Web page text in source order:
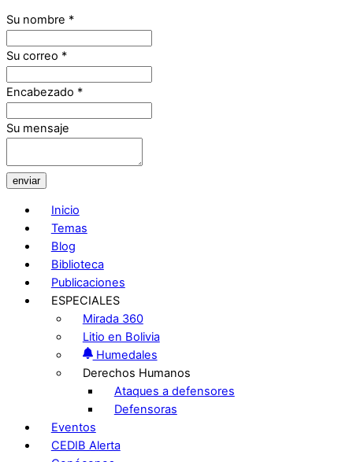
Su nombre *
Su correo *
Encabezado *
Su mensaje
enviar
Inicio
Temas
Blog
Biblioteca
Publicaciones
ESPECIALES
Mirada 360
Litio en Bolivia
Humedales
Derechos Humanos
Ataques a defensores
Defensoras
Eventos
CEDIB Alerta